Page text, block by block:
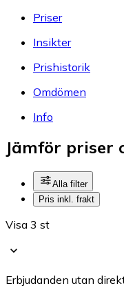
Priser
Insikter
Prishistorik
Omdömen
Info
Jämför priser
Alla filter
Pris inkl. frakt
Visa 3 st
Erbjudanden utan